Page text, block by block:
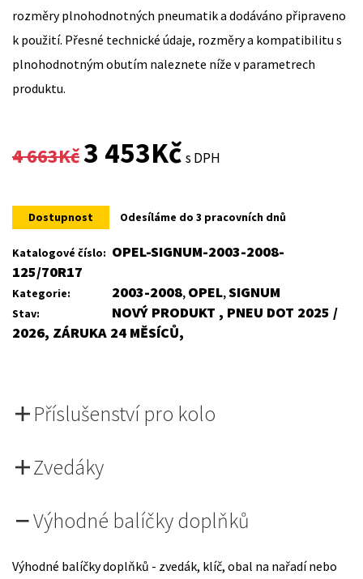
rozměry plnohodnotných pneumatik a dodáváno připraveno
k použití. Přesné technické údaje, rozměry a kompatibilitu s
plnohodnotným obutím naleznete níže v parametrech
produktu.
4 663Kč
Original
was:
4
3 453KčCurrent
is:
3
s DPH
Dostupnost Odesíláme do 3 pracovních dnů
Katalogové číslo: OPEL-SIGNUM-2003-2008-
125/70R17
Kategorie: 2003-2008, OPEL,SIGNUM
Stav:
NOVÝ PRODUKT , PNEU DOT 2025 /
2026, ZÁRUKA 24 MĚSÍCŮ,
Příslušenství pro kolo
Zvedáky
Výhodné balíčky doplňků
Výhodné balíčky doplňků - zvedák, klíč, obal na nařadí nebo